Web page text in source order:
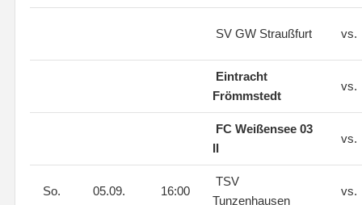
SV GW Straußfurt vs.
Eintracht
Frömmstedt
vs.
FC Weißensee 03
II
vs.
So. 05.09. 16:00
TSV
Tunzenhausen
vs.